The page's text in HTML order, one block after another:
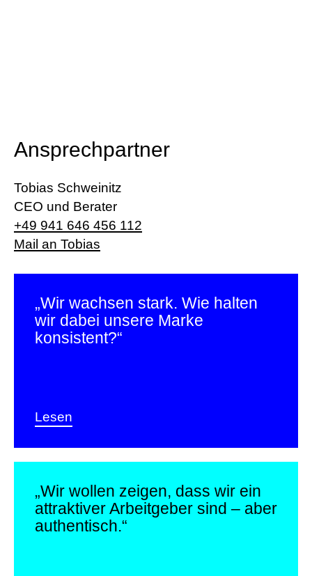
Ansprechpartner
Tobias Schweinitz
CEO und Berater
+49 941 646 456 112
Mail an Tobias
„Wir wachsen stark. Wie halten
wir dabei unsere Marke
konsistent?“
Lesen
„Wir wollen zeigen, dass wir ein
attraktiverArbeitgeber sind – aber
authentisch.“